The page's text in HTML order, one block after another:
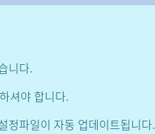
니다.
셔야 합니다.
정파일이 자동 업데이트됩니다.